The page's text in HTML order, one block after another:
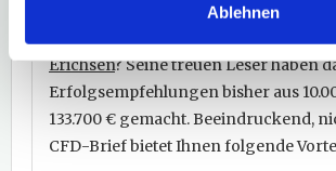
Ablehnen
Kennen Sie schon den seit
Erichsen? Seine treuen Leser haben
Erfolgsempfehlungen bisher aus
133.700 € gemacht. Beeindruckend,
CFD-Brief bietet Ihnen folgende